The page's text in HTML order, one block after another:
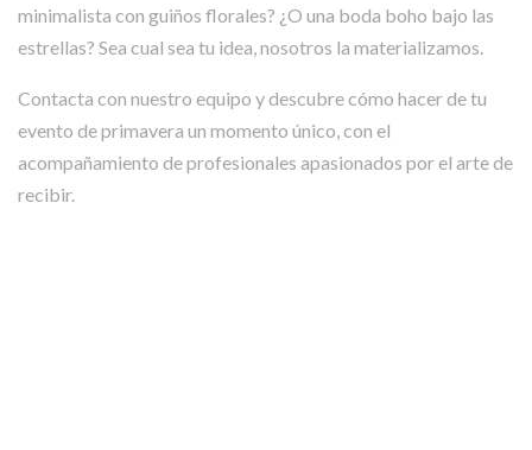
minimalista con guiños florales? ¿O una boda boho bajo las
estrellas? Sea cual sea tu idea, nosotros la materializamos.
Contacta con nuestro equipo y descubre cómo hacer de tu
evento de primavera un momento único, con el
acompañamiento de profesionales apasionados por el arte de
recibir.